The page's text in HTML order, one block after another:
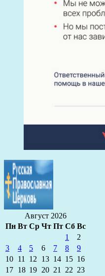
Август 2026
Пн Вт Ср Чт Пт Сб Вс
1
2
3
4 5 6 7 8
9
10 11 12 13 14 15 16
17 18 19 20 21 22 23